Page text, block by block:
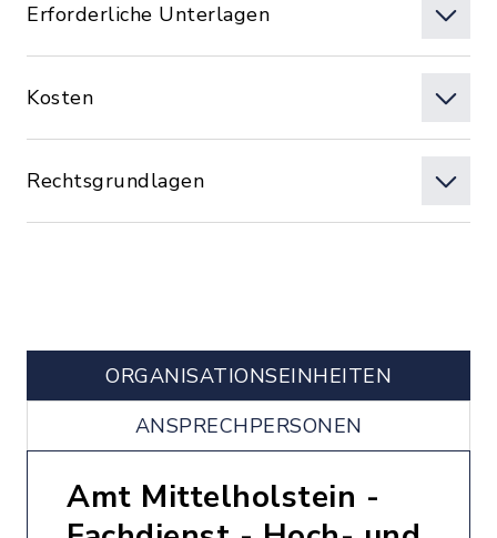
Erforderliche Unterlagen
Kosten
Rechtsgrundlagen
ORGANISATIONS­EINHEITEN
ANSPRECHPERSONEN
Amt Mittelholstein -